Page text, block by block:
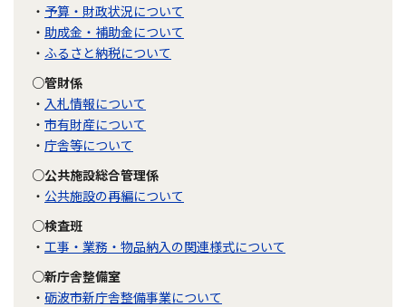
・ 予算・財政状況について
・ 助成金・補助金について
・ ふるさと納税について
○管財係
・ 入札情報について
・ 市有財産について
・ 庁舎等について
○公共施設総合管理係
・ 公共施設の再編について
○検査班
・ 工事・業務・物品納入の関連様式について
○新庁舎整備室
・ 砺波市新庁舎整備事業について